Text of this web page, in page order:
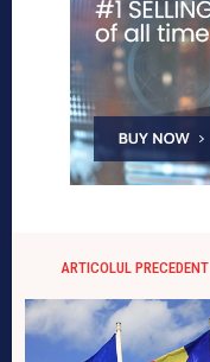
ARTICOLUL PRECEDENT